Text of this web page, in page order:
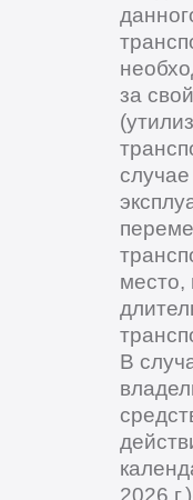
за
место,
В
2026